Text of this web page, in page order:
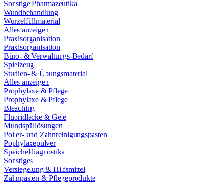
Sonstige Pharmazeutika
Wundbehandlung
Wurzelfüllmaterial
Alles anzeigen
Praxisorganisation
Praxisorganisation
Büro- & Verwaltungs-Bedarf
Spielzeug
Studien- & Übungsmaterial
Alles anzeigen
Prophylaxe & Pflege
Prophylaxe & Pflege
Bleaching
Fluoridlacke & Gele
Mundspüllösungen
Polier- und Zahnreinigungspasten
Pophylaxepulver
Speicheldiagnostika
Sonstiges
Versiegelung & Hilfsmittel
Zahnpasten & Pflegeprodukte